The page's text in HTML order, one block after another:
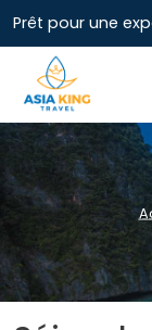
Prêt pour une